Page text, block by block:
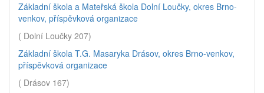
Základní škola a Mateřská škola Dolní Loučky, okres Brno-
venkov, příspěvková organizace
( Dolní Loučky 207)
Základní škola T.G. Masaryka Drásov, okres Brno-venkov,
příspěvková organizace
( Drásov 167)